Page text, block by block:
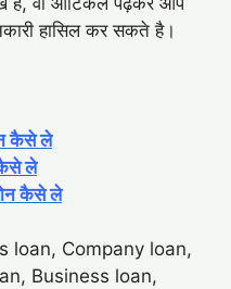
हासिल कर सकते है।
कैसे ले
कैसे ले
कैसे ले
loan, Company loan,
Business loan,